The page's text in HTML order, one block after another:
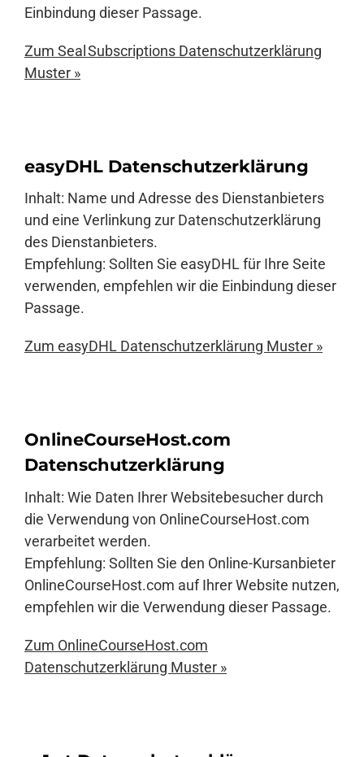
Einbindung dieser Passage.
Zum Seal Subscriptions Datenschutzerklärung
Muster »
easyDHL Datenschutzerklärung
Inhalt: Name und Adresse des Dienstanbieters
und eine Verlinkung zur Datenschutzerklärung
des Dienstanbieters.
Empfehlung: Sollten Sie easyDHL für Ihre Seite
verwenden, empfehlen wir die Einbindung dieser
Passage.
Zum easyDHL Datenschutzerklärung Muster »
OnlineCourseHost.com
Datenschutzerklärung
Inhalt: Wie Daten Ihrer Websitebesucher durch
die Verwendung von OnlineCourseHost.com
verarbeitet werden.
Empfehlung: Sollten Sie den Online-Kursanbieter
OnlineCourseHost.com auf Ihrer Website nutzen,
empfehlen wir die Verwendung dieser Passage.
Zum OnlineCourseHost.com
Datenschutzerklärung Muster »